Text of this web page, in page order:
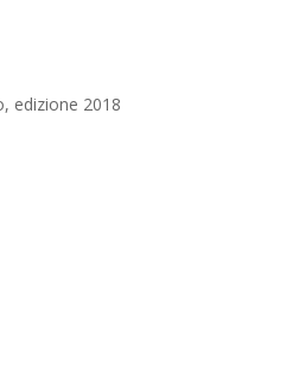
edizione 2018